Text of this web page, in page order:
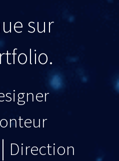
sur
| Direction